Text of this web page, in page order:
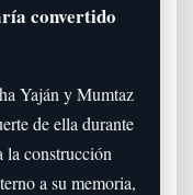
convertido
Yaján y Mumtaz
de ella durante
la construcción
a su memoria,